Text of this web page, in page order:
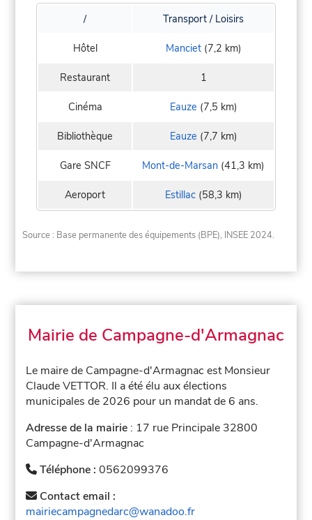
/ Transport / Loisirs
Hôtel Manciet(7,2 km)
Restaurant 1
Cinéma Eauze (7,5 km)
Bibliothèque Eauze (7,7 km)
Gare SNCF Mont-de-Marsan (41,3 km)
Aeroport Estillac(58,3 km)
Source : Base permanente des équipements (BPE), INSEE 2024.
Mairie de Campagne-d'Armagnac
Le maire de Campagne-d'Armagnac est Monsieur
Claude VETTOR. Il a été élu aux élections
municipales de 2026 pour un mandat de 6 ans.
Adresse de la mairie : 17 rue Principale 32800
Campagne-d'Armagnac
Téléphone :0562099376
Contact email :
mairiecampagnedarc@wanadoo.fr